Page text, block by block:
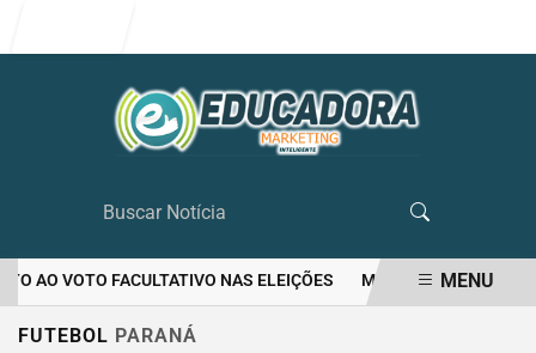
AO VOTO FACULTATIVO NAS ELEIÇÕES MULHER MATA O
EM ALTA
MENU
FUTEBOL PARANÁ